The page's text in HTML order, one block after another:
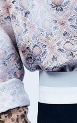
」逐漸成形 12:00
超「爸」氣 12:00
9/12登場！ 10:30
掀足球熱潮 10:00
食！ 18:15